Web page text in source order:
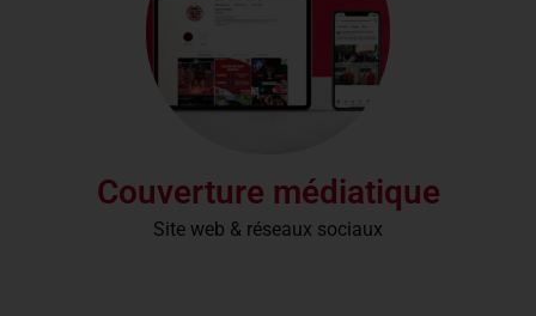
Couverture médiatique
Site web & réseaux sociaux